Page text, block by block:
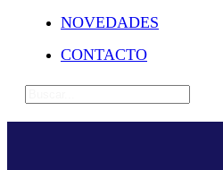
NOVEDADES
CONTACTO